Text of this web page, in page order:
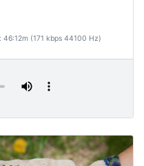
46:12m (171 kbps 44100 Hz)